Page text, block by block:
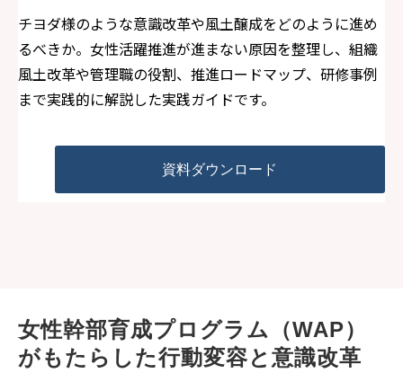
チヨダ様のような意識改革や風土醸成をどのように進め
るべきか。女性活躍推進が進まない原因を整理し、組織
風土改革や管理職の役割、推進ロードマップ、研修事例
まで実践的に解説した実践ガイドです。
資料ダウンロード
女性幹部育成プログラム（WAP）
がもたらした行動変容と意識改革